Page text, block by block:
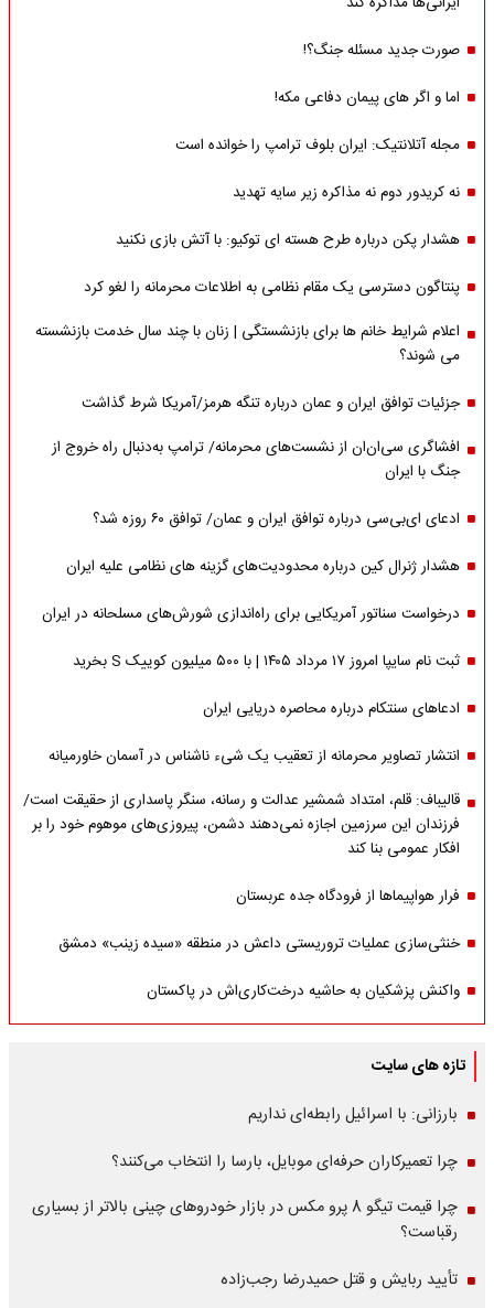
صورت جدید مسئله جنگ؟!
اما و اگر های پیمان دفاعی مکه!
مجله آتلانتیک: ایران بلوف ترامپ را خوانده است
نه کریدور دوم نه مذاکره زیر سایه تهدید
هشدار پکن درباره طرح هسته ای توکیو: با آتش بازی نکنید
پنتاگون دسترسی یک مقام نظامی به اطلاعات محرمانه را لغو کرد
اعلام شرایط خانم ها برای بازنشستگی | زنان با چند سال خدمت بازنشسته
می شوند؟
جزئیات توافق ایران و عمان درباره تنگه هرمز/آمریکا شرط گذاشت
افشاگری سی‌ان‌ان از نشست‌های محرمانه/ ترامپ به‌دنبال راه خروج از
جنگ با ایران
ادعای ای‌بی‌سی درباره توافق ایران و عمان/ توافق ۶۰ روزه شد؟
هشدار ژنرال کین درباره محدودیت‌های گزینه های نظامی علیه ایران
درخواست سناتور آمریکایی برای راه‌اندازی شورش‌های مسلحانه در ایران
ثبت نام سایپا امروز ۱۷ مرداد ۱۴۰۵ | با ۵۰۰ میلیون کوییک S بخرید
ادعاهای سنتکام درباره محاصره دریایی ایران
انتشار تصاویر محرمانه از تعقیب یک شیء ناشناس در آسمان خاورمیانه
قالیباف: قلم، امتداد شمشیر عدالت و رسانه، سنگر پاسداری از حقیقت است/
فرزندان این سرزمین اجازه نمی‌دهند دشمن، پیروزی‌های موهوم خود را بر
افکار عمومی بنا کند
فرار هواپیماها از فرودگاه جده عربستان
خنثی‌سازی عملیات تروریستی داعش در منطقه «سیده زینب» دمشق
واکنش پزشکیان به حاشیه درخت‌کاری‌اش در پاکستان
تازه های سایت
بارزانی: با اسرائیل رابطه‌ای نداریم
چرا تعمیرکاران حرفه‌ای موبایل، بارسا را انتخاب می‌کنند؟
چرا قیمت تیگو 8 پرو مکس در بازار خودروهای چینی بالاتر از بسیاری
رقباست؟
تأیید ربایش و قتل حمیدرضا رجب‌زاده